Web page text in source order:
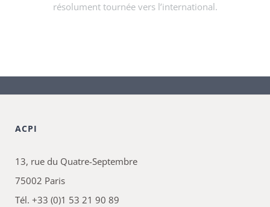
résolument tournée vers l’international.
ACPI
13, rue du Quatre-Septembre
75002 Paris
Tél. +33 (0)1 53 21 90 89